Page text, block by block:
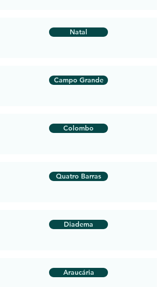
Natal
Campo Grande
Colombo
Quatro Barras
Diadema
Araucária